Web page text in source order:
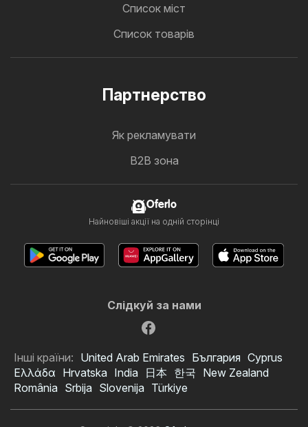
Cписок міст
Список товарів
Партнерство
Як рекламувати
B2B зона
Oferlo
Найновіші акції на одній сторінці
Слідкуй за нами
Інші країни: United Arab Emirates България Cyprus
Ελλάδα Hrvatska India 日本 한국 New Zealand
România Srbija Slovenija Türkiye